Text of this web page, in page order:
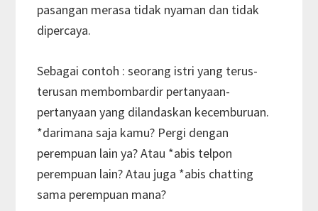
pasangan merasa tidak nyaman dan tidak
dipercaya.
Sebagai contoh : seorang istri yang terus-
terusan membombardir pertanyaan-
pertanyaan yang dilandaskan kecemburuan.
*darimana saja kamu? Pergi dengan
perempuan lain ya? Atau *abis telpon
perempuan lain? Atau juga *abis chatting
sama perempuan mana?